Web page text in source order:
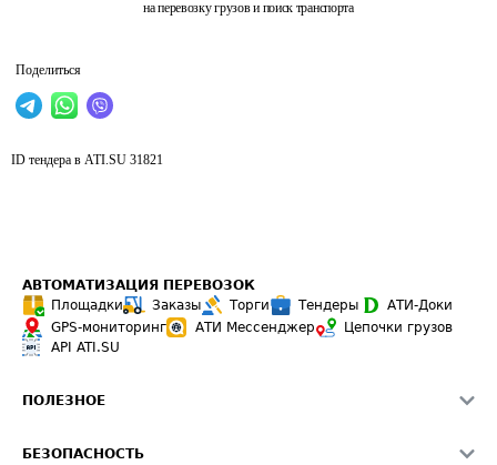
на перевозку грузов и поиск транспорта
Поделиться
ID тендера в ATI.SU 31821
АВТОМАТИЗАЦИЯ ПЕРЕВОЗОК
Площадки
Заказы Торги Тендеры
АТИ-Доки
GPS-мониторинг
АТИ Мессенджер
Цепочки грузов
API ATI.SU
ПОЛЕЗНОЕ
БЕЗОПАСНОСТЬ